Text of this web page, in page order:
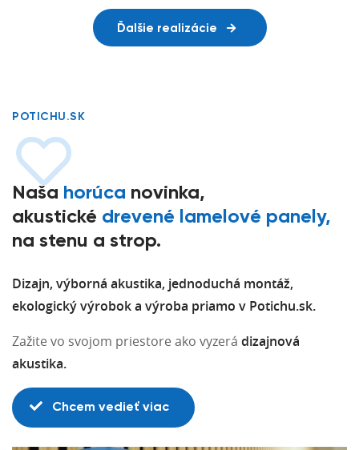
Ďalšie realizácie
POTICHU.SK
Naša horúca novinka,
akustické drevené lamelové panely,
na stenu a strop.
Dizajn, výborná akustika, jednoduchá montáž,
ekologický výrobok a výroba priamo v Potichu.sk.
Zažite vo svojom priestore ako vyzerá dizajnová
akustika.
Chcem vedieť viac